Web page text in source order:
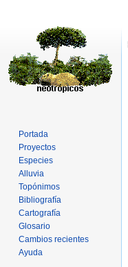
Portada
Proyectos
Especies
Alluvia
Topónimos
Bibliografía
Cartografía
Glosario
Cambios recientes
Ayuda